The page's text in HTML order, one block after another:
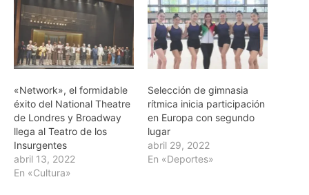
«Network», el formidable
éxito del National Theatre
de Londres y Broadway
llega al Teatro de los
Insurgentes
abril 13, 2022
En «Cultura»
Selección de gimnasia
rítmica inicia participación
en Europa con segundo
lugar
abril 29, 2022
En «Deportes»